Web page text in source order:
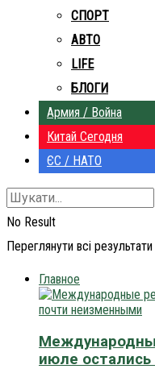
СПОРТ
АВТО
LIFE
БЛОГИ
Армия / Война
Китай Сегодня
ЄС / НАТО
No Result
Переглянути всі результати
Главное
июле